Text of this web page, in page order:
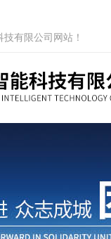
有限公司网站！